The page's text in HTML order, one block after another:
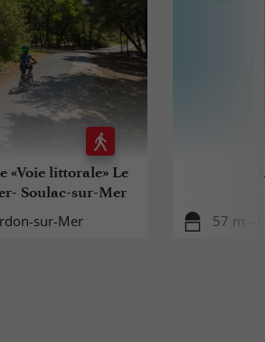
«Voie littorale» Le
Soulac-sur-Mer
sur-Mer 57 m -